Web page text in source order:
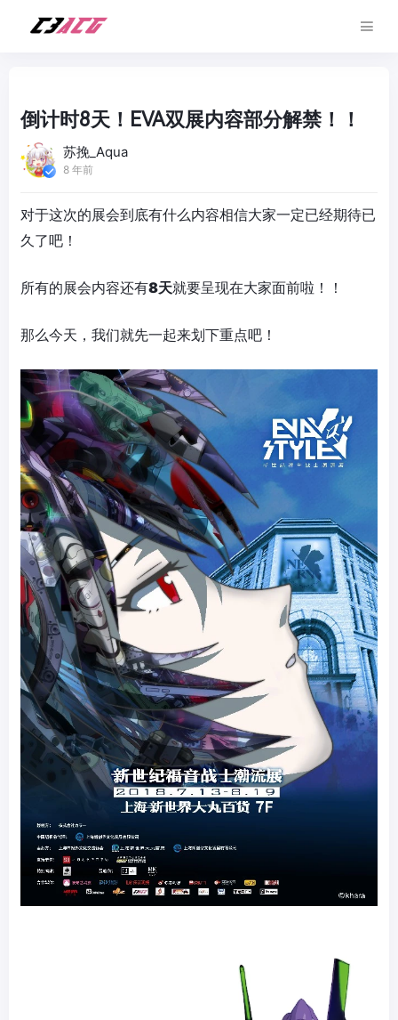
倒计时8天！EVA双展内容部分解禁！！
苏挽_Aqua
8 年前
对于这次的展会到底有什么内容相信大家一定已经期待已
久了吧！
所有的展会内容还有8天就要呈现在大家面前啦！！
那么今天，我们就先一起来划下重点吧！